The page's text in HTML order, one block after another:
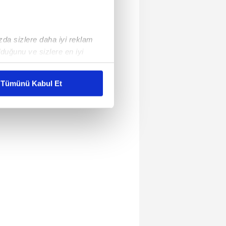
sizlere daha iyi reklam
ve sizlere en iyi
karşılamak
kullanılmaktadır. Bu
sunulması
ve sizlere yönelik
detaylı bilgi için Ayarlar
ve sitemizde ilgili
Tümünü Kabul Et